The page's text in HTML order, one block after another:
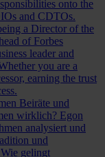
onto the
and CDTOs.
a Director of the
of Forbes
leader and
you are a
earning the trust
Beiräte und
wirklich? Egon
analysiert und
und
gelingt